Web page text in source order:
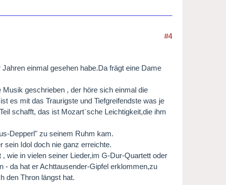
#4
einmal gesehen habe.Da frägt eine Dame
geschrieben , der höre sich einmal die
es mit das Traurigste und Tiefgreifendste was je
schafft, das ist Mozart`sche Leichtigkeit,die ihm
Depperl" zu seinem Ruhm kam.
sein Idol doch nie ganz erreichte.
wie in vielen seiner Lieder,im G-Dur-Quartett oder
- da hat er Achttausender-Gipfel erklommen,zu
den Thron längst hat.